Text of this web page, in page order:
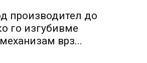
производител до
го изгубивме
врз...